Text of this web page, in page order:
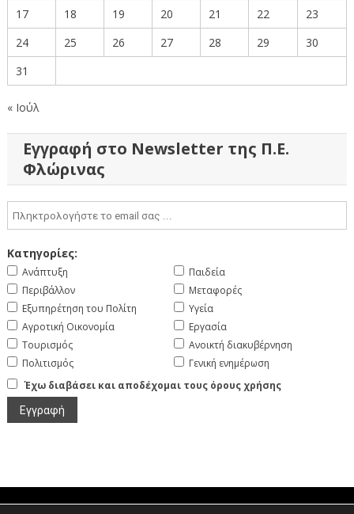
17
18 19 20 21 22
23
24
25 26 27 28 29
30
31
« Ιούλ
Εγγραφή στο Newsletter της Π.Ε.
Φλώρινας
Κατηγορίες:
Ανάπτυξη
Περιβάλλον
Εξυπηρέτηση του Πολίτη
Αγροτική Οικονομία
Τουρισμός
Πολιτισμός
Παιδεία
Μεταφορές
Υγεία
Εργασία
Ανοικτή διακυβέρνηση
Γενική ενημέρωση
Έχω διαβάσει και αποδέχομαι τους όρους χρήσης